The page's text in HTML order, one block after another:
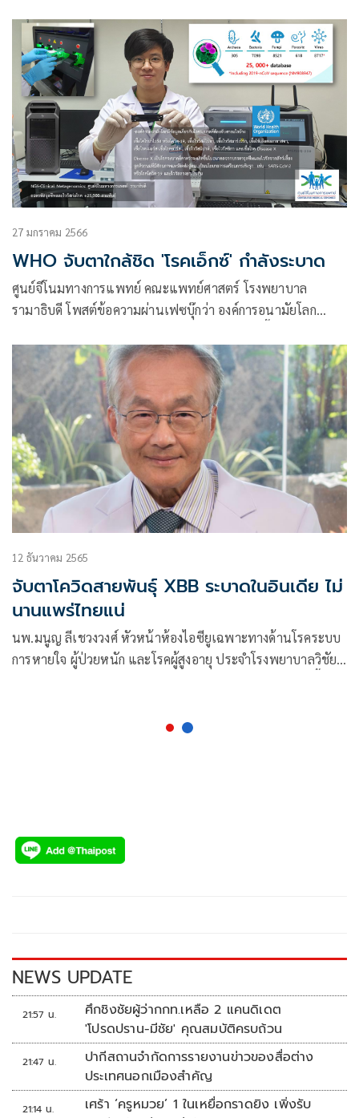
27 มกราคม 2566
WHO จับตาใกล้ชิด 'โรคเอ็กซ์' กำลังระบาด
ศูนย์จีโนมทางการแพทย์ คณะแพทย์ศาสตร์ โรงพยาบาล
รามาธิบดี โพสต์ข้อความผ่านเฟซบุ๊กว่า องค์การอนามัยโลก
หายใจเฉียบพลันรุนแรง
12 ธันวาคม 2565
จับตาโควิดสายพันธุ์ XBB ระบาดในอินเดีย ไม่
นานแพร่ไทยแน่
นพ.มนูญ ลีเชวงวงศ์ หัวหน้าห้องไอซียูเฉพาะทางด้านโรคระบบ
การหายใจ ผู้ป่วยหนัก และโรคผู้สูงอายุ ประจำโรงพยาบาลวิชัย
NEWS UPDATE
21:57 น.
ศึกชิงชัยผู้ว่ากกท.เหลือ 2 แคนดิเดต
'โปรดปราน-มีชัย' คุณสมบัติครบถ้วน
21:47 น.
ปากีสถานจำกัดการรายงานข่าวของสื่อต่าง
ประเทศนอกเมืองสำคัญ
21:14 น.
เศร้า ‘ครูหมวย’ 1 ในเหยื่อกราดยิง เพิ่งรับ